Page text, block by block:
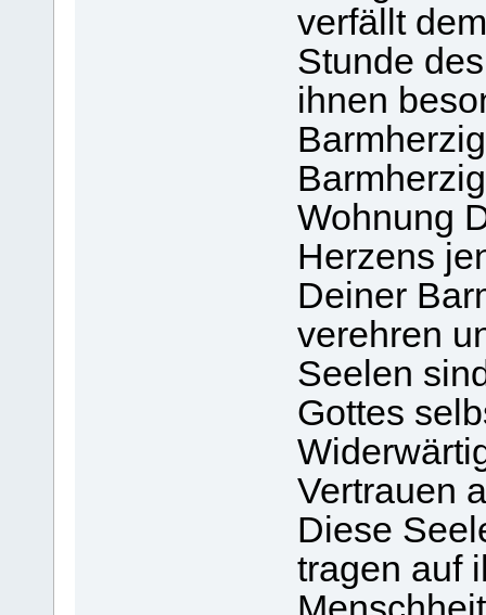
verfällt
Stunde
ihnen
Wohnung
Herzens
Deiner
verehren
Seelen
Gottes
Vertrauen
Diese
tragen auf